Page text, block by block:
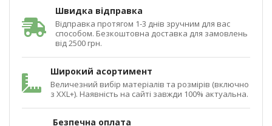
Швидка відправка
Відправка протягом 1-3 днів зручним для вас
способом. Безкоштовна доставка для замовлень
від 2500 грн.
Широкий асортимент
Величезний вибір матеріалів та розмірів (включно
з XXL+). Наявність на сайті завжди 100% актуальна.
Безпечна оплата